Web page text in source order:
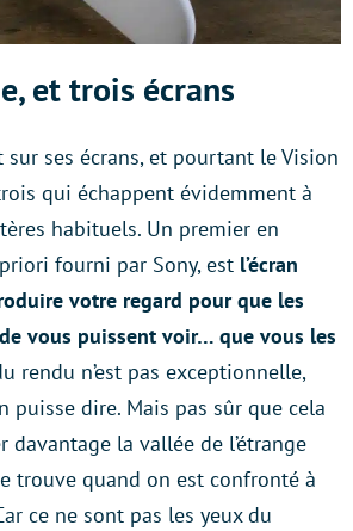
et trois écrans
ses écrans, et pourtant le Vision
qui échappent évidemment à
habituels. Un premier en
fourni par Sony, est l’écran
votre regard pour que les
vous puissent voir… que vous les
rendu n’est pas exceptionnelle,
puisse dire. Mais pas sûr que cela
davantage la vallée de l’étrange
trouve quand on est confronté à
ce ne sont pas les yeux du